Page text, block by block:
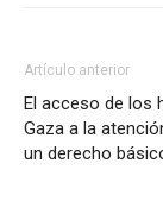
Artículo anterior
El acceso de los
Gaza a la
un derecho